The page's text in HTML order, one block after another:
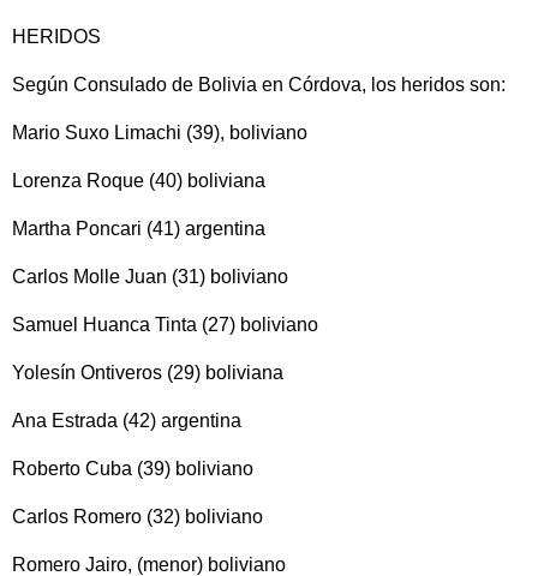
HERIDOS
Según Consulado de Bolivia en Córdova, los heridos son:
Mario Suxo Limachi (39), boliviano
Lorenza Roque (40) boliviana
Martha Poncari (41) argentina
Carlos Molle Juan (31) boliviano
Samuel Huanca Tinta (27) boliviano
Yolesín Ontiveros (29) boliviana
Ana Estrada (42) argentina
Roberto Cuba (39) boliviano
Carlos Romero (32) boliviano
Romero Jairo, (menor) boliviano